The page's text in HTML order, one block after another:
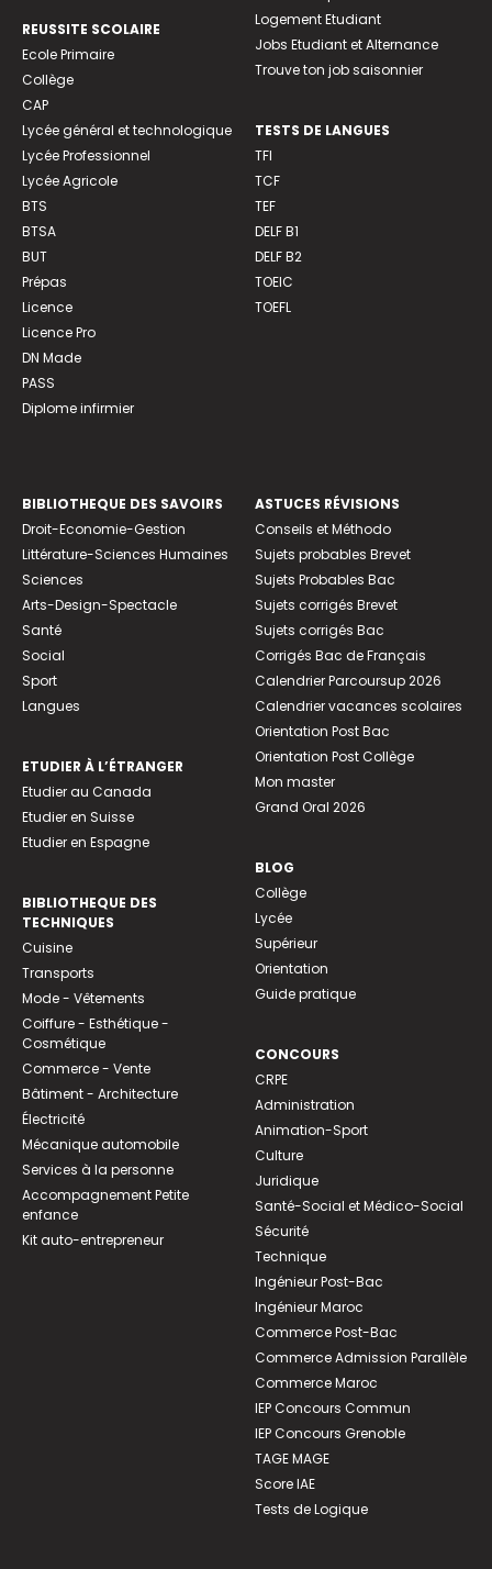
REUSSITE SCOLAIRE
Ecole Primaire
Collège
CAP
Lycée général et technologique
Lycée Professionnel
Lycée Agricole
BTS
BTSA
BUT
Prépas
Licence
Licence Pro
DN Made
PASS
Diplome infirmier
Logement Etudiant
Jobs Etudiant et Alternance
Trouve ton job saisonnier
TESTS DE LANGUES
TFI
TCF
TEF
DELF B1
DELF B2
TOEIC
TOEFL
BIBLIOTHEQUE DES SAVOIRS
Droit-Economie-Gestion
Littérature-Sciences Humaines
Sciences
Arts-Design-Spectacle
Santé
Social
Sport
Langues
ETUDIER À L’ÉTRANGER
Etudier au Canada
Etudier en Suisse
Etudier en Espagne
BIBLIOTHEQUE DES
TECHNIQUES
Cuisine
Transports
Mode - Vêtements
Coiffure - Esthétique -
Cosmétique
Commerce - Vente
Bâtiment - Architecture
Électricité
Mécanique automobile
Services à la personne
Accompagnement Petite
enfance
Kit auto-entrepreneur
ASTUCES RÉVISIONS
Conseils et Méthodo
Sujets probables Brevet
Sujets Probables Bac
Sujets corrigés Brevet
Sujets corrigés Bac
Corrigés Bac de Français
Calendrier Parcoursup 2026
Calendrier vacances scolaires
Orientation Post Bac
Orientation Post Collège
Mon master
Grand Oral 2026
BLOG
Collège
Lycée
Supérieur
Orientation
Guide pratique
CONCOURS
CRPE
Administration
Animation-Sport
Culture
Juridique
Santé-Social et Médico-Social
Sécurité
Technique
Ingénieur Post-Bac
Ingénieur Maroc
Commerce Post-Bac
Commerce Admission Parallèle
Commerce Maroc
IEP Concours Commun
IEP Concours Grenoble
TAGE MAGE
Score IAE
Tests de Logique